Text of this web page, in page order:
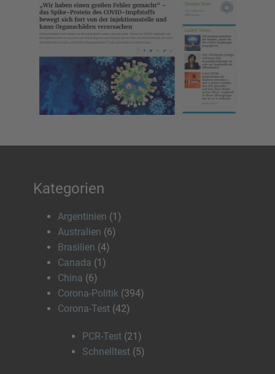
Kategorien
Argentinien (1)
Australien (6)
Brasilien (4)
Canada (1)
China (6)
Corona-Politik (394)
Corona-Test (42)
PCR-Test (21)
Schnelltest (5)